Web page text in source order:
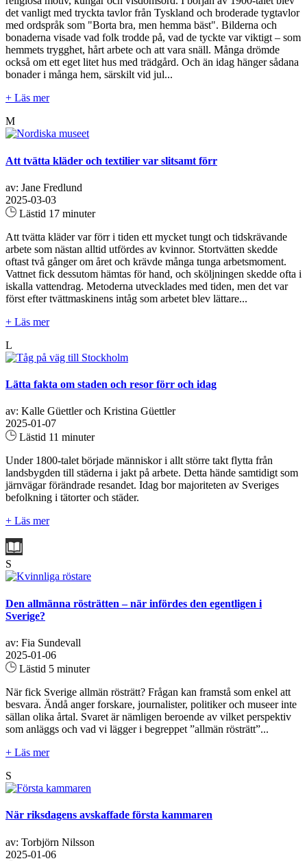
det vanligt med tryckta tavlor från Tyskland och broderade tygtavlor
med ordspråk som "Borta bra, men hemma bäst". Bilderna och
bonaderna visade vad folk trodde på, vad de tyckte var viktigt – som
hemmets trygghet, hårt arbete och att vara snäll. Många drömde
också om ett eget litet hus med trädgård. Och än idag hänger sådana
bonader i många hem, särskilt vid jul...
+ Läs mer
M
Att tvätta kläder och textilier var slitsamt förr
av: Jane Fredlund
2025-03-03
Lästid 17 minuter
Att tvätta kläder var förr i tiden ett mycket tungt och tidskrävande
arbete som nästan alltid utfördes av kvinnor. Stortvätten skedde
oftast två gånger om året och krävde många tunga arbetsmoment.
Vattnet fick dessutom hämtas för hand, och sköljningen skedde ofta i
iskalla vattendrag. Metoderna utvecklades med tiden, men det var
först efter tvättmaskinens intåg som arbetet blev lättare...
+ Läs mer
L
Lätta fakta om staden och resor förr och idag
av: Kalle Güettler och Kristina Güettler
2025-01-07
Lästid 11 minuter
Under 1800-talet började människor i allt större takt flytta från
landsbygden till städerna i jakt på arbete. Detta hände samtidigt som
järnvägar förändrade resandet. Idag bor majoriteten av Sveriges
befolkning i tätorter och städer.
+ Läs mer
S
Den allmänna rösträtten – när infördes den egentligen i
Sverige?
av: Fia Sundevall
2025-01-06
Lästid 5 minuter
När fick Sverige allmän rösträtt? Frågan kan framstå som enkel att
besvara. Ändå anger forskare, journalister, politiker och museer inte
sällan olika årtal. Svaret är nämligen beroende av vilket perspektiv
som anläggs och vad vi lägger i begreppet ”allmän rösträtt”...
+ Läs mer
S
När riksdagens avskaffade första kammaren
av: Torbjörn Nilsson
2025-01-06